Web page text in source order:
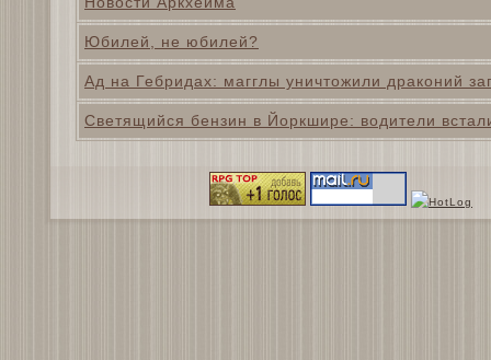
Юбилей, не юбилей?
Ад на Гебридах: магглы уничтожили драконий
Светящийся бензин в Йоркшире: водители